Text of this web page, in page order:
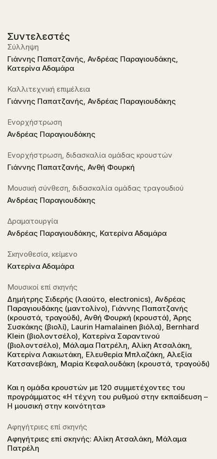
Συντελεστές
Σύλληψη
Γιάννης Παπατζανής, Ανδρέας Παραγιουδάκης,
Κατερίνα Αδαμάρα
Καλλιτεχνική επιμέλεια
Γιάννης Παπατζανής, Ανδρέας Παραγιουδάκης
Ενορχήστρωση
Ανδρέας Παραγιουδάκης
Ενορχήστρωση, διδασκαλία ομάδας κρουστών
Γιάννης Παπατζανής, Ανθή Φουρκή
Μουσική σύνθεση, διδασκαλία ομάδας τραγουδιού
Ανδρέας Παραγιουδάκης
Δραματουργία
Ανδρέας Παραγιουδάκης, Κατερίνα Αδαμάρα
Σκηνοθεσία, κείμενο
Κατερίνα Αδαμάρα
Μουσικοί επί σκηνής
Δημήτρης Σιδερής (λαούτο, electronics), Ανδρέας
Παραγιουδάκης (μαντολίνο), Γιάννης Παπατζανής
(κρουστά, τραγούδι), Ανθή Φουρκή (κρουστά), Άρης
Συσκάκης (βιολί), Laurin Hamalainen βιόλα), Bernhard
Klein (βιολοντσέλο), Κατερίνα Σαραντινού
(βιολοντσέλο), Μάλαμα Πατρέλη, Αλίκη Ατσαλάκη,
Κατερίνα Λακιωτάκη, Ελευθερία Μπλαζάκη, Αλεξία
Κατσανεβάκη, Μαρία Κεφαλουδάκη (κρουστά, τραγούδι)
Και η ομάδα κρουστών με 120 συμμετέχοντες του
προγράμματος «Η τέχνη του ρυθμού στην εκπαίδευση –
Η μουσική στην κοινότητα»
Αφηγήτριες επί σκηνής
Αφηγήτριες επί σκηνής: Αλίκη Ατσαλάκη, Μάλαμα
Πατρέλη